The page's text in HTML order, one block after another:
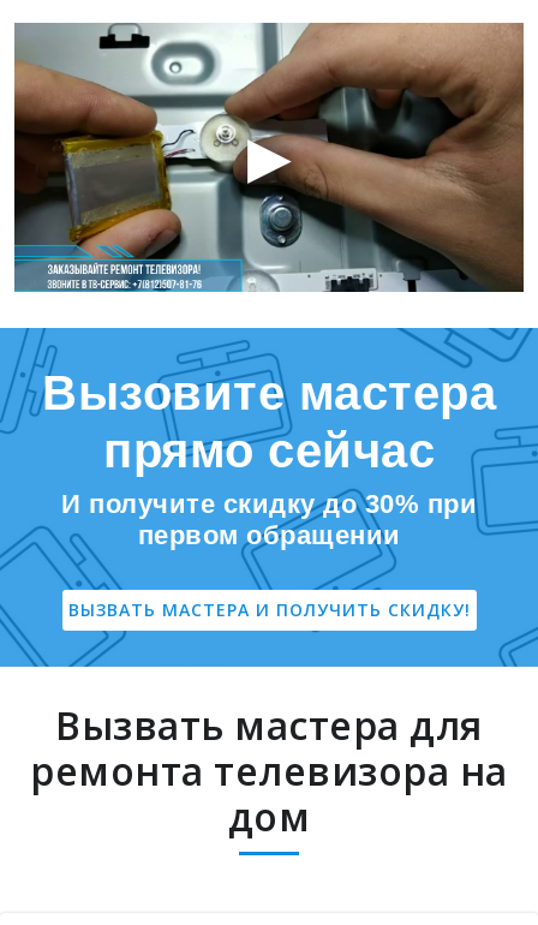
Вызовите мастера
прямо сейчас
И получите скидку до 30% при
первом обращении
ВЫЗВАТЬ МАСТЕРА И ПОЛУЧИТЬ СКИДКУ!
Вызвать мастера для
ремонта телевизора на
дом